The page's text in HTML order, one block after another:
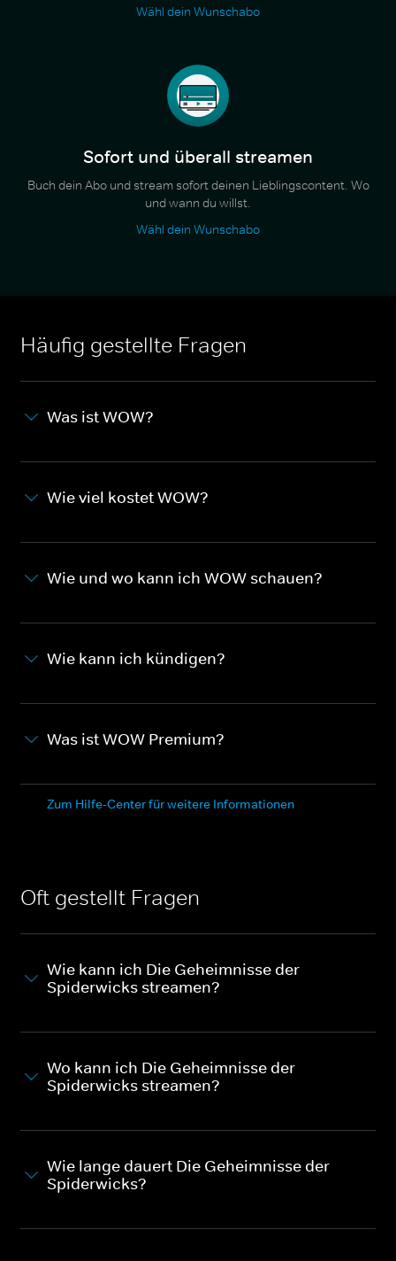
Wähl dein Wunschabo
Sofort und überall streamen
Buch dein Abo und stream sofort deinen Lieblingscontent. Wo
und wann du willst.
Wähl dein Wunschabo
Häufig gestellte Fragen
Was ist WOW?
Wie viel kostet WOW?
Wie und wo kann ich WOW schauen?
Wie kann ich kündigen?
Was ist WOW Premium?
Zum Hilfe-Center für weitere Informationen
Oft gestellt Fragen
Wie kann ich Die Geheimnisse der
Spiderwicks streamen?
Wo kann ich Die Geheimnisse der
Spiderwicks streamen?
Wie lange dauert Die Geheimnisse der
Spiderwicks?